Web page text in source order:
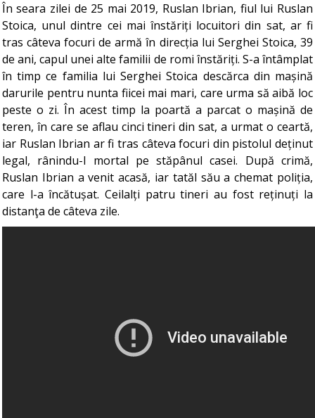
În seara zilei de 25 mai 2019, Ruslan Ibrian, fiul lui Ruslan
Stoica, unul dintre cei mai înstăriți locuitori din sat, ar fi
tras câteva focuri de armă în direcția lui Serghei Stoica, 39
de ani, capul unei alte familii de romi înstăriți. S-a întâmplat
în timp ce familia lui Serghei Stoica descărca din mașină
darurile pentru nunta fiicei mai mari, care urma să aibă loc
peste o zi. În acest timp la poartă a parcat o mașină de
teren, în care se aflau cinci tineri din sat, a urmat o ceartă,
iar Ruslan Ibrian ar fi tras câteva focuri din pistolul deținut
legal, rânindu-l mortal pe stăpânul casei. După crimă,
Ruslan Ibrian a venit acasă, iar tatăl său a chemat poliția,
care l-a încătușat. Ceilalți patru tineri au fost reținuți la
distanţa de câteva zile.